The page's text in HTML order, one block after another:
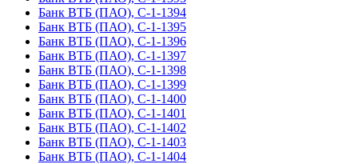
Банк ВТБ (ПАО), С-1-1394
Банк ВТБ (ПАО), С-1-1395
Банк ВТБ (ПАО), С-1-1396
Банк ВТБ (ПАО), С-1-1397
Банк ВТБ (ПАО), С-1-1398
Банк ВТБ (ПАО), С-1-1399
Банк ВТБ (ПАО), С-1-1400
Банк ВТБ (ПАО), С-1-1401
Банк ВТБ (ПАО), С-1-1402
Банк ВТБ (ПАО), С-1-1403
Банк ВТБ (ПАО), С-1-1404